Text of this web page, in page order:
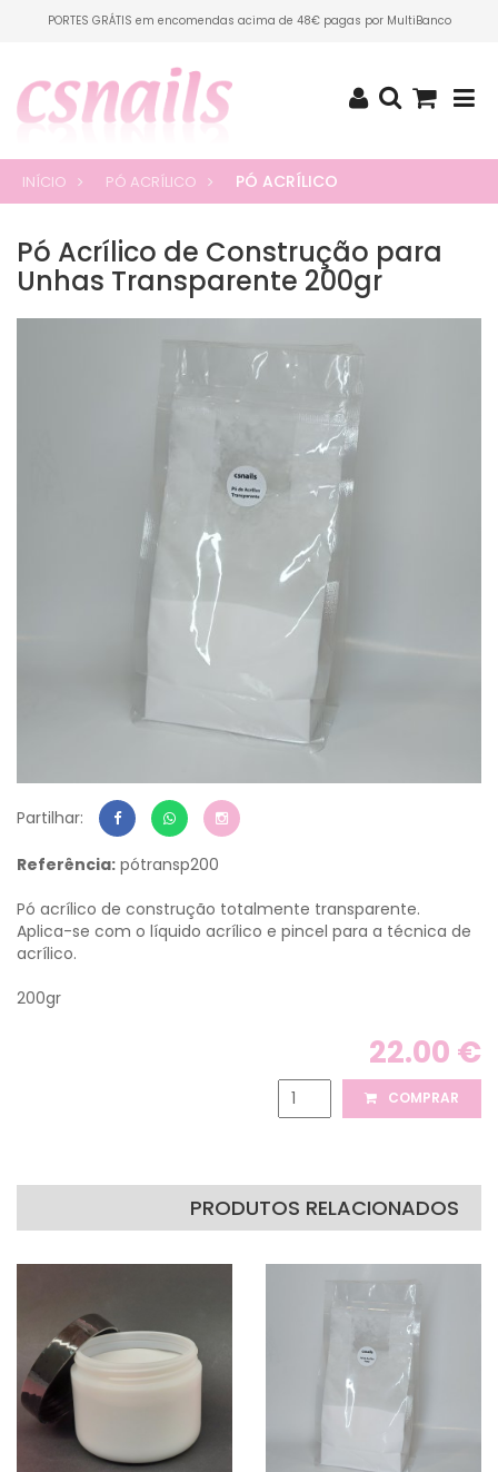
PORTES GRÁTIS em encomendas acima de 48€ pagas por MultiBanco
INÍCIO PÓ ACRÍLICO PÓ ACRÍLICO
Pó Acrílico de Construção para
Unhas Transparente 200gr
Partilhar:
Referência: pótransp200
Pó acrílico de construção totalmente transparente.
Aplica-se com o líquido acrílico e pincel para a técnica de
acrílico.
200gr
22.00 €
COMPRAR
PRODUTOS RELACIONADOS